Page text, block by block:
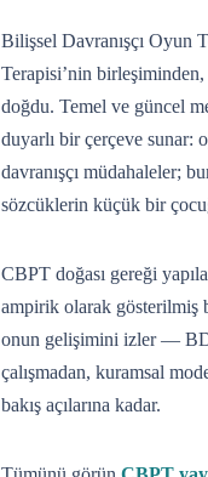
Bilişsel Davranışçı Oyun
Terapisi’nin
doğdu. Temel ve güncel
duyarlı bir çerçeve sunar:
davranışçı müdahaleler;
sözcüklerin küçük bir
CBPT doğası gereği
ampirik olarak gösterilmiş
onun gelişimini izler —
çalışmadan, kuramsal
bakış açılarına kadar.